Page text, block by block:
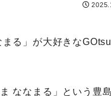
まる」が大好きな
ななまる」という豊